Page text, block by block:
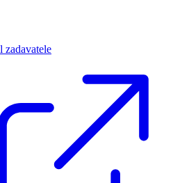
zadavatele